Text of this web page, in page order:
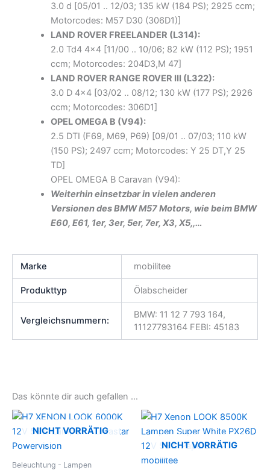
3.0 d [05/01 .. 12/03; 135 kW (184 PS); 2925 ccm;
Motorcodes: M57 D30 (306D1)]
LAND ROVER FREELANDER (L314):
2.0 Td4 4×4 [11/00 .. 10/06; 82 kW (112 PS); 1951
ccm; Motorcodes: 204D3,M 47]
LAND ROVER RANGE ROVER III (L322):
3.0 D 4×4 [03/02 .. 08/12; 130 kW (177 PS); 2926
ccm; Motorcodes: 306D1]
OPEL OMEGA B (V94):
2.5 DTI (F69, M69, P69) [09/01 .. 07/03; 110 kW
(150 PS); 2497 ccm; Motorcodes: Y 25 DT,Y 25
TD]
OPEL OMEGA B Caravan (V94):
Weiterhin einsetzbar in vielen anderen
Versionen des BMW M57 Motors, wie beim BMW
E60, E61, 1er, 3er, 5er, 7er, X3, X5,,…
Marke mobilitee
Produkttyp Ölabscheider
Vergleichsnummern:
BMW: 11 12 7 793 164,
11127793164 FEBI: 45183
Das könnte dir auch gefallen …
NICHT VORRÄTIG
Beleuchtung - Lampen
NICHT VORRÄTIG